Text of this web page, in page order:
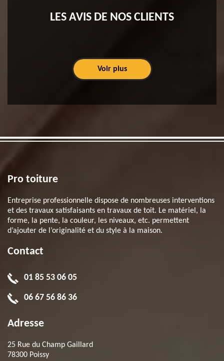
LES AVIS DE NOS CLIENTS
Voir plus
Pro toiture
Entreprise professionnelle dispose de nombreuses interventions
et des travaux satisfaisants en travaux de toit. Le matériel, la
forme, la pente, la couleur, les niveaux, etc. permettent
d’ajouter de l’originalité et du style à la maison.
Contact
01 85 53 06 05
06 67 56 86 36
Adresse
25 Rue du Champ Gaillard
78300 Poissy